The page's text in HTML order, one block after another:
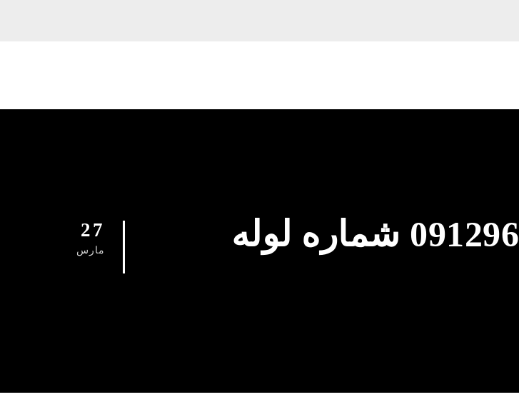
27
مارس
لوله بازکنی امانیه 09129615767 شماره لوله